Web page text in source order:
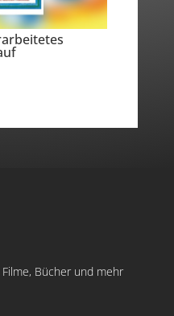
Bücher und mehr